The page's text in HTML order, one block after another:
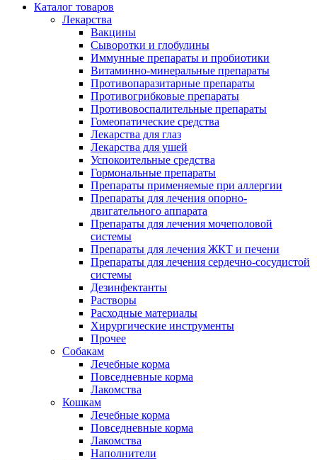
Каталог товаров
Лекарства
Вакцины
Сыворотки и глобулины
Иммунные препараты и пробиотики
Витаминно-минеральные препараты
Противопаразитарные препараты
Противогрибковые препараты
Противовоспалительные препараты
Гомеопатические средства
Лекарства для глаз
Лекарства для ушей
Успокоительные средства
Гормональные препараты
Препараты применяемые при аллергии
Препараты для лечения опорно-
двигательного аппарата
Препараты для лечения мочеполовой
системы
Препараты для лечения ЖКТ и печени
Препараты для лечения сердечно-сосудистой
системы
Дезинфектанты
Растворы
Расходные материалы
Хирургические инструменты
Прочее
Собакам
Лечебные корма
Повседневные корма
Лакомства
Кошкам
Лечебные корма
Повседневные корма
Лакомства
Наполнители